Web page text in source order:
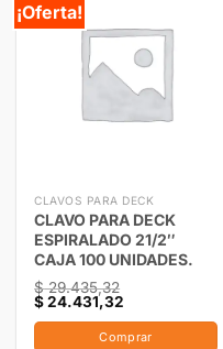
¡Oferta!
CLAVOS PARA DECK
CLAVO PARA DECK
ESPIRALADO 21/2″
CAJA 100 UNIDADES.
$29.435,32
$24.431,32
Comprar